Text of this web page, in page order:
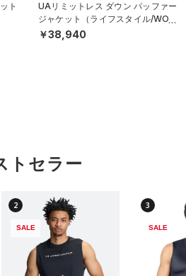
ト
UAリミットレス ダウン パッファー
ジャケット（ライフスタイル/WOM
EN）
￥38,940
トセラー
2
SALE
3
SALE